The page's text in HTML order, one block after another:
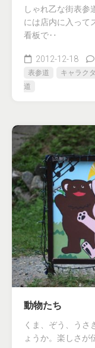
しゃれ乙な街表参
には店内に入って
看板で‥
2012-12-18
表参道 キャラク
道
動物たち
くま、ぞう、うさ
ょうか。楽しさが